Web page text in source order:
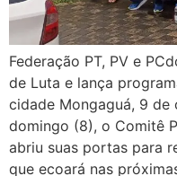
Federação PT, PV e
de Luta e lança
cidade Mongaguá, 9
domingo (8), o Comitê
abriu suas portas para
que ecoará nas